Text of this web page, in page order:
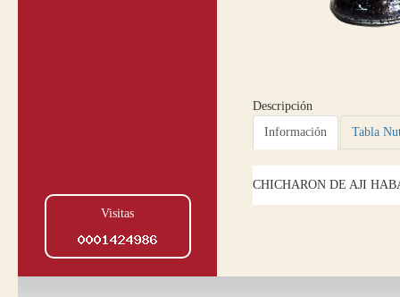
Descripción
Información
Tabla
CHICHARON DE AJI
Visitas